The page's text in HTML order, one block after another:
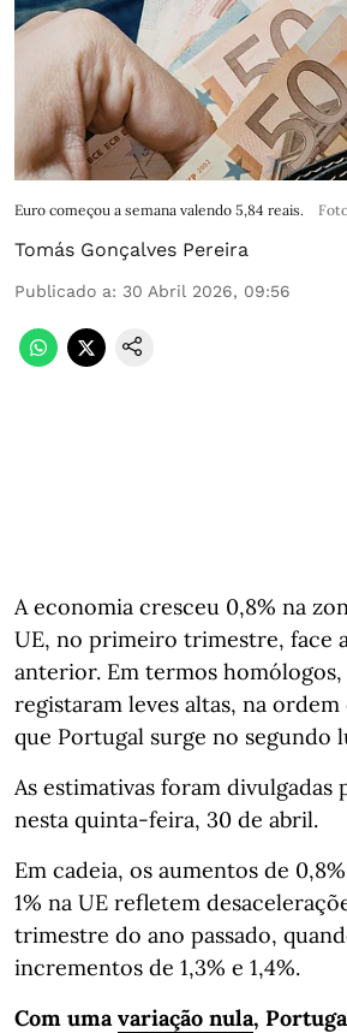
Euro começou a semana valendo 5,84 reais.
Tomás Gonçalves Pereira
Publicado a: 30 Abril 2026, 09:56
A economia cresceu 0,8% na
UE, no primeiro trimestre, face
anterior. Em termos homólogos,
registaram leves altas, na ordem
que Portugal surge no segundo
As estimativas foram divulgadas
nesta quinta-feira, 30 de abril.
Em cadeia, os aumentos de
1% na UE refletem
trimestre do ano passado,
incrementos de 1,3% e 1,4%.
Com uma variação nula,